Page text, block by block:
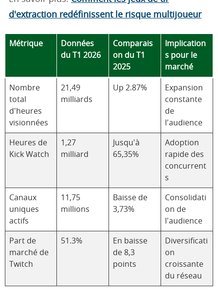
d'extraction redéfinissent le risque multijoueur
Métrique
Données
du T1 2026
Comparais
on du T1
2025
Implication
s pour le
marché
Nombre
total
d'heures
visionnées
21,49
milliards
Up 2.87%
Expansion
constante
de
l'audience
Heures de
Kick Watch
1,27
milliard
Jusqu'à
65,35%
Adoption
rapide des
concurrent
s
Canaux
uniques
actifs
11,75
millions
Baisse de
3,73%
Consolidati
on de
l'audience
Part de
marché de
Twitch
51.3%
En baisse
de 8,3
points
Diversificati
on
croissante
du réseau